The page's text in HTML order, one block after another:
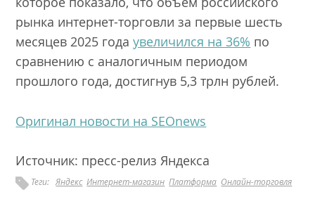
рынка интернет-торговли за первые шесть
месяцев 2025 годаувеличился на 36% по
сравнению с аналогичным периодом
прошлого года, достигнув 5,3 трлн рублей.
Оригинал новости на SEOnews
Источник: пресс-релиз Яндекса
Теги: Яндекс Интернет-магазин Платформа Онлайн-торговля